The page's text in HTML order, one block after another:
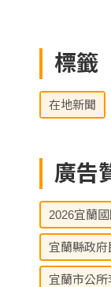
標籤
在地新聞
廣告
2026宜蘭
宜蘭縣政府
宜蘭市公